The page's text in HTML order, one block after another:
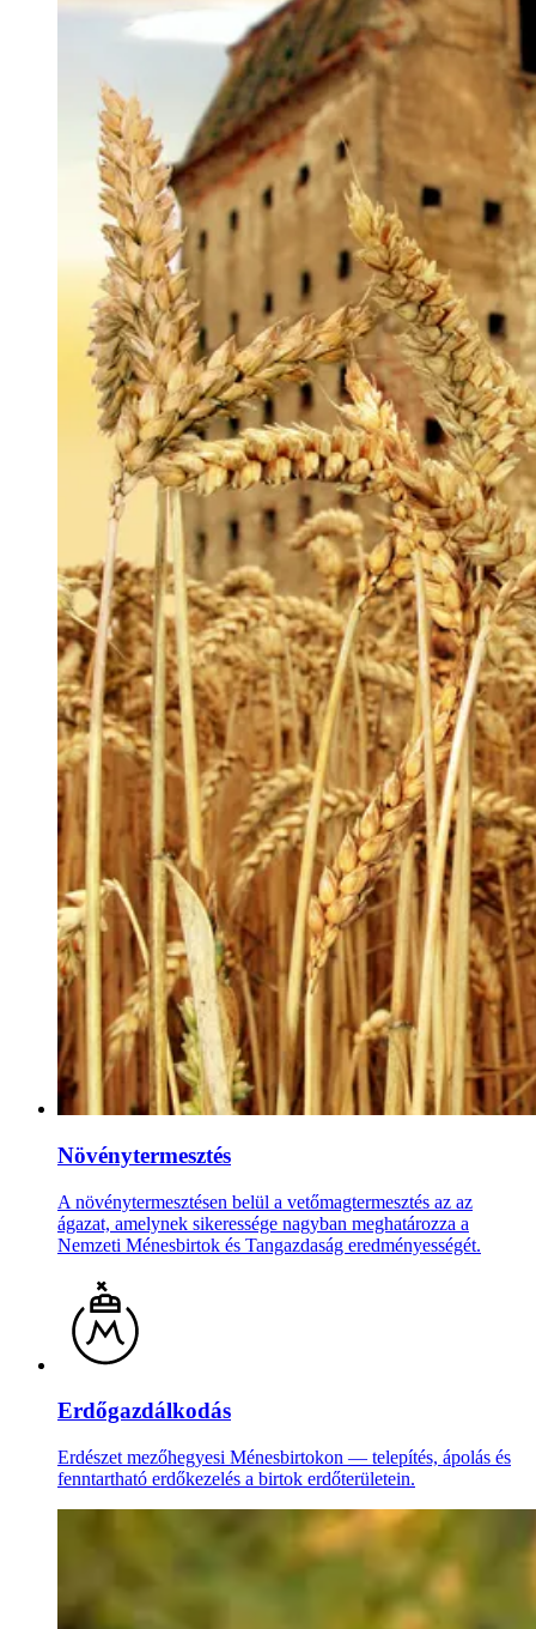
Növény­termesztés
A növénytermesztésen belül a vetőmagtermesztés az az
ágazat, amelynek sikeressége nagyban meghatározza a
Nemzeti Ménesbirtok és Tangazdaság eredményességét.
Erdőgazdálkodás
Erdészet mezőhegyesi Ménesbirtokon — telepítés, ápolás és
fenntartható erdőkezelés a birtok erdőterületein.